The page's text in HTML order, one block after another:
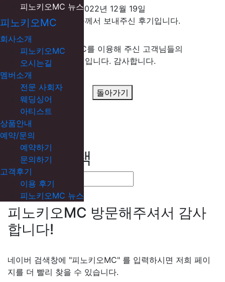
피노키오MC 뉴스
피노키오MC
회사소개
피노키오MC
오시는길
멤버소개
전문 사회자
웨딩싱어
아티스트
상품안내
예약/문의
예약하기
문의하기
고객후기
이용 후기
피노키오MC 뉴스
2022년 12월 19일
피노키오MC를 이융해 주신 고객님들의
후기입니다. 감사합니다.
돌아가기
네이버 검색
피노키오MC 방문해주셔서 감사
합니다!
네이버 검색창에 "피노키오MC" 를 입력하시면 저희 페이
지를 더 빨리 찾을 수 있습니다.